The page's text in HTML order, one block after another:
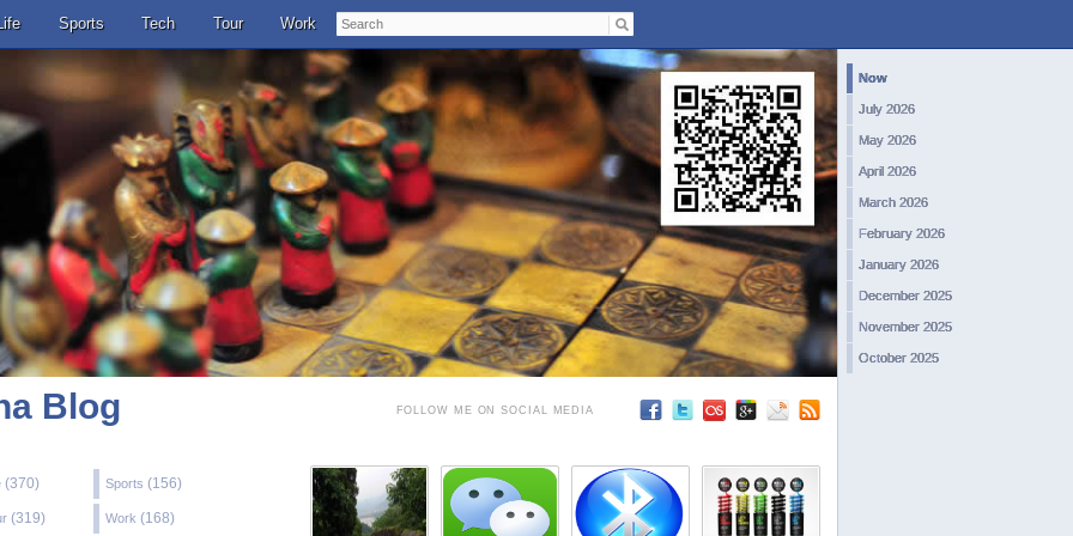
Sports Tech Tour Work
Now
July 2026
May 2026
April 2026
March 2026
February 2026
January 2026
December 2025
November 2025
October 2025
Search
Blog
(370) Sports (156)
(319) Work (168)
FOLLOW ME ON SOCIAL MEDIA